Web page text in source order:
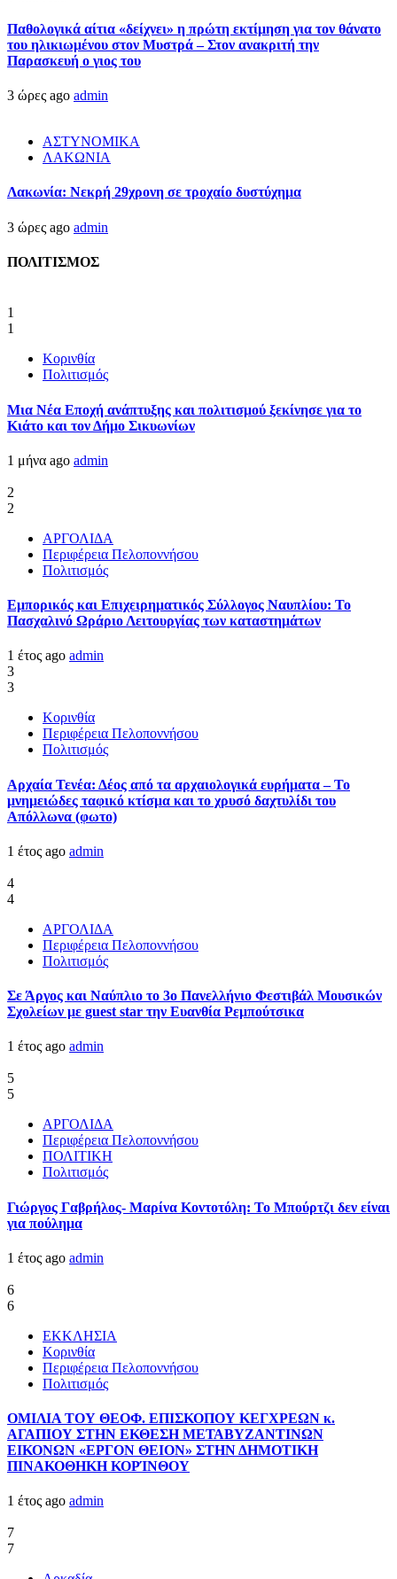
Παθολογικά αίτια «δείχνει» η πρώτη εκτίμηση για τον θάνατο
του ηλικιωμένου στον Μυστρά – Στον ανακριτή την
Παρασκευή ο γιος του
3 ώρες ago admin
ΑΣΤΥΝΟΜΙΚΑ
ΛΑΚΩΝΙΑ
Λακωνία: Νεκρή 29χρονη σε τροχαίο δυστύχημα
3 ώρες ago admin
ΠΟΛΙΤΙΣΜΟΣ
1
1
Κορινθία
Πολιτισμός
Μια Νέα Εποχή ανάπτυξης και πολιτισμού ξεκίνησε για το
Κιάτο και τον Δήμο Σικυωνίων
1 μήνα ago admin
2
2
ΑΡΓΟΛΙΔΑ
Περιφέρεια Πελοποννήσου
Πολιτισμός
Εμπορικός και Επιχειρηματικός Σύλλογος Ναυπλίου: Το
Πασχαλινό Ωράριο Λειτουργίας των καταστημάτων
1 έτος ago admin
3
3
Κορινθία
Περιφέρεια Πελοποννήσου
Πολιτισμός
Αρχαία Τενέα: Δέος από τα αρχαιολογικά ευρήματα – Το
μνημειώδες ταφικό κτίσμα και το χρυσό δαχτυλίδι του
Απόλλωνα (φωτο)
1 έτος ago admin
4
4
ΑΡΓΟΛΙΔΑ
Περιφέρεια Πελοποννήσου
Πολιτισμός
Σε Άργος και Ναύπλιο το 3ο Πανελλήνιο Φεστιβάλ Μουσικών
Σχολείων με guest star την Ευανθία Ρεμπούτσικα
1 έτος ago admin
5
5
ΑΡΓΟΛΙΔΑ
Περιφέρεια Πελοποννήσου
ΠΟΛΙΤΙΚΗ
Πολιτισμός
Γιώργος Γαβρήλος- Μαρίνα Κοντοτόλη: Το Μπούρτζι δεν είναι
για πούλημα
1 έτος ago admin
6
6
ΕΚΚΛΗΣΙΑ
Κορινθία
Περιφέρεια Πελοποννήσου
Πολιτισμός
ΟΜΙΛΙΑ ΤΟΥ ΘΕΟΦ. ΕΠΙΣΚΟΠΟΥ ΚΕΓΧΡΕΩΝ κ.
ΑΓΑΠΙΟΥ ΣΤΗΝ ΕΚΘΕΣΗ ΜΕΤΑΒΥΖΑΝΤΙΝΩΝ
ΕΙΚΟΝΩΝ «ΕΡΓΟΝ ΘΕΙΟΝ» ΣΤΗΝ ΔΗΜΟΤΙΚΗ
ΠΙΝΑΚΟΘΗΚΗ ΚΟΡΊΝΘΟΥ
1 έτος ago admin
7
7